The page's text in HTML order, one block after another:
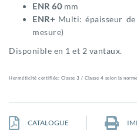
ENR 60mm
ENR+ Multi: épaisseur
mesure)
Disponible en 1 et 2 vantaux.
Herméticité certifiée: Classe 3 / Classe 4 selon la norme
CATALOGUE